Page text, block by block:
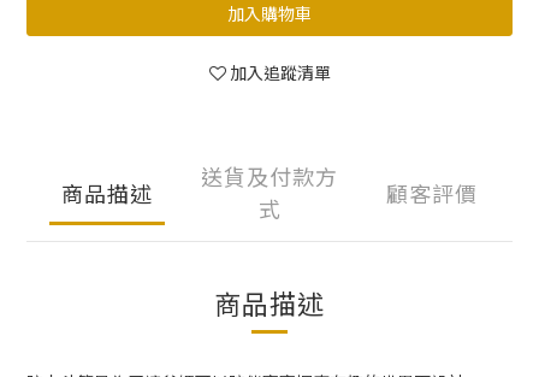
加入購物車
加入追蹤清單
商品描述
送貨及付款方
式
顧客評價
商品描述